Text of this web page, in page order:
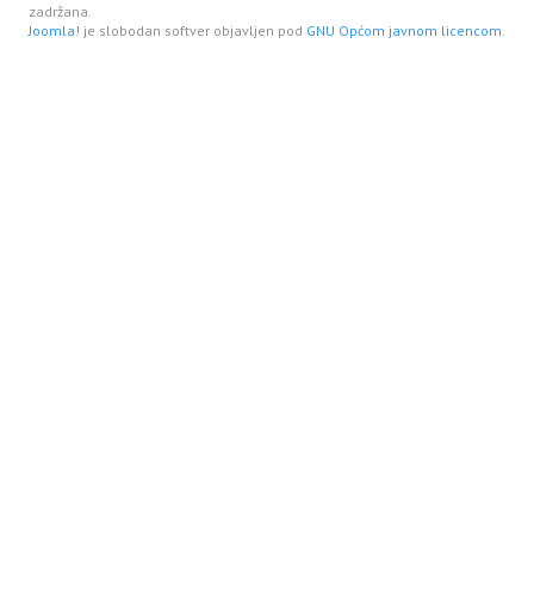
zadržana.
Joomla! je slobodan softver objavljen pod GNU Općom javnom licencom.